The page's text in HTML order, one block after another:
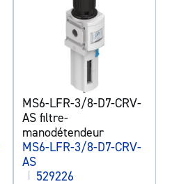
MS6-LFR-3/8-D7-CRV-
AS filtre-
manodétendeur
MS6-LFR-3/8-D7-CRV-
AS
| 529226